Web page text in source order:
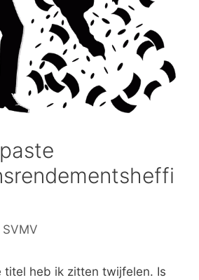
SVMV
titel heb ik zitten twijfelen. Is